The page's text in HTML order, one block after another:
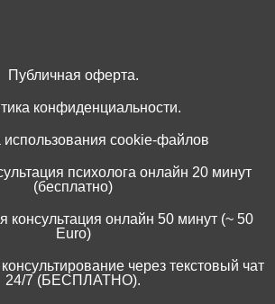
Публичная оферта.
конфиденциальности.
использования cookie-файлов
психолога онлайн 20 минут
(бесплатно)
консультация онлайн 50 минут (~ 50
Euro)
через текстовый чат
24/7 (БЕСПЛАТНО).